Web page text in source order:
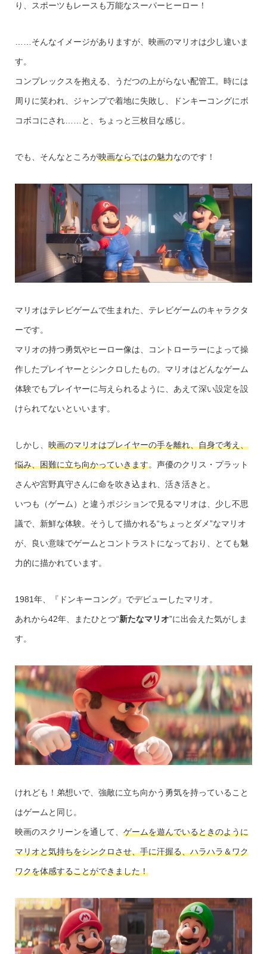
り、スポーツもレースも万能なスーパーヒーロー！
……そんなイメージがありますが、映画のマリオは少し違いま
す。
コンプレックスを抱える、うだつの上がらない配管工。時には
周りに笑われ、ジャンプで着地に失敗し、ドンキーコングにボ
コボコにされ……と、ちょっと三枚目な感じ。
でも、そんなところが映画ならではの魅力なのです！
マリオはテレビゲームで生まれた、テレビゲームのキャラクタ
ーです。
マリオの持つ勇気やヒーロー像は、コントローラーによって操
作したプレイヤーとシンクロしたもの。マリオはどんなゲーム
体験でもプレイヤーに与えられるように、あえて深い設定を設
けられてないといいます。
しかし、 映画のマリオはプレイヤーの手を離れ、自身で考え、
悩み、困難に立ち向かっていきます。声優のクリス・プラット
さんや宮野真守さんに命を吹き込まれ、活き活きと。
いつも（ゲーム）と違うポジションで見るマリオは、少し不思
議で、新鮮な体験。そうして描かれる“ちょっとダメ”なマリオ
が、良い意味でゲームとコントラストになっており、とても魅
力的に描かれています。
1981年、『ドンキーコング』でデビューしたマリオ。
あれから42年、またひとつ“新たなマリオ”に出会えた気がしま
す。
けれども！弟想いで、強敵に立ち向かう勇気を持っていること
はゲームと同じ。
映画のスクリーンを通して、 ゲームを遊んでいるときのように
マリオと気持ちをシンクロさせ、手に汗握る、ハラハラ＆ワク
ワクを体感することができました！